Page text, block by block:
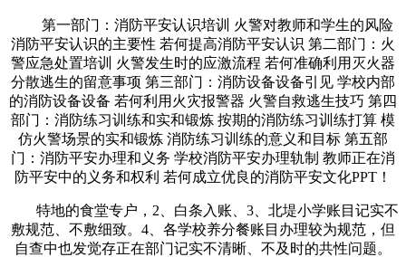
第一部门：消防平安认识培训 火警对教师和学生的风险
消防平安认识的主要性 若何提高消防平安认识 第二部门：火
警应急处置培训 火警发生时的应激流程 若何准确利用灭火器
分散逃生的留意事项 第三部门：消防设备设备引见 学校内部
的消防设备设备 若何利用火灾报警器 火警自救逃生技巧 第四
部门：消防练习训练和实和锻炼 按期的消防练习训练打算 模
仿火警场景的实和锻炼 消防练习训练的意义和目标 第五部
门：消防平安办理和义务 学校消防平安办理轨制 教师正在消
防平安中的义务和权利 若何成立优良的消防平安文化PPT！
特地的食堂专户，2、白条入账、3、北堤小学账目记实不
敷规范、不敷细致。4、各学校养分餐账目办理较为规范，但
自查中也发觉存正在部门记实不清晰、不及时的共性问题。